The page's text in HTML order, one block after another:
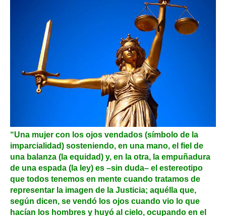
“Una mujer con los ojos vendados (símbolo de la
imparcialidad) sosteniendo, en una mano, el fiel de
una balanza (la equidad) y, en la otra, la empuñadura
de una espada (la ley) es –sin duda– el estereotipo
que todos tenemos en mente cuando tratamos de
representar la imagen de la Justicia; aquélla que,
según dicen, se vendó los ojos cuando vio lo que
hacían los hombres y huyó al cielo, ocupando en el